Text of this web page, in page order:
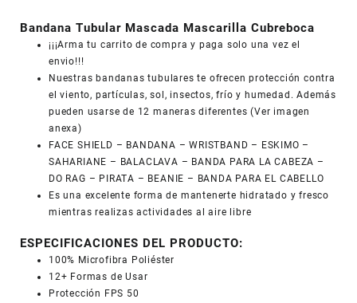
Bandana Tubular Mascada Mascarilla Cubreboca
¡¡¡Arma tu carrito de compra y paga solo una vez el
envio!!!
Nuestras bandanas tubulares te ofrecen protección contra
el viento, partículas, sol, insectos, frío y humedad. Además
pueden usarse de 12 maneras diferentes (Ver imagen
anexa)
FACE SHIELD – BANDANA – WRISTBAND – ESKIMO –
SAHARIANE – BALACLAVA – BANDA PARA LA CABEZA –
DO RAG – PIRATA – BEANIE – BANDA PARA EL CABELLO
Es una excelente forma de mantenerte hidratado y fresco
mientras realizas actividades al aire libre
ESPECIFICACIONES DEL PRODUCTO:
100% Microfibra Poliéster
12+ Formas de Usar
Protección FPS 50